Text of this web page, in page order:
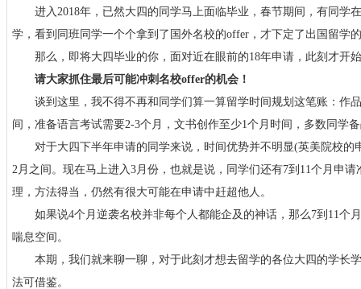
进入2018年，已然大四的同学马上面临毕业，春节期间，有同学
学，看到同班同学一个个拿到了国外名校的offer，才下定了出国留学
那么，即将大四毕业的你，面对近在眼前的18年申请，此刻才开
请大家抓住最后可能冲刺名校offer的机会！
谈到这里，我不得不再和同学们算一算留学时间规划这笔账：作
间，准备语言考试需要2-3个月，文书创作至少1个月时间，多数同学
对于大四下半年申请的同学来说，时间优势并不明显(英美院校的
2月之间。现在马上进入3月份，也就是说，同学们还有7到11个月申
理，方法得当，仍然有很大可能在申请中赶超他人。
如果说4个月逆袭名校并非每个人都能企及的神话，那么7到11个
喘息空间。
本期，我们就来聊一聊，对于此刻才想去留学的各位大四的学长
法可借鉴。